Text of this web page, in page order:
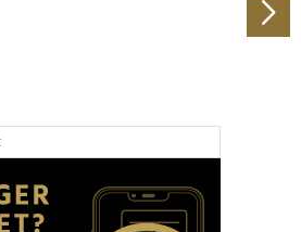
möglicherweise mit
die Sie ihnen bereitgestellt